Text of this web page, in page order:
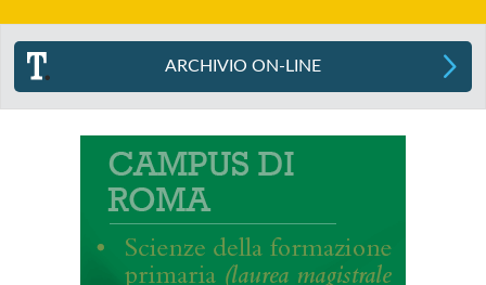
ARCHIVIO ON-LINE